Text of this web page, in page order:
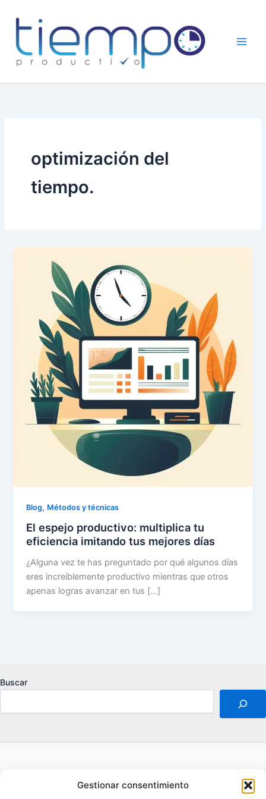
Gestionar consentimiento
optimización del
tiempo.
Blog, Métodos y técnicas
El espejo productivo: multiplica tu
eficiencia imitando tus mejores días
¿Alguna vez te has preguntado por qué algunos días
eres increíblemente productivo mientras que otros
apenas logras avanzar en tus […]
Buscar
Aviso legal